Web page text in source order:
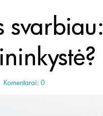
svarbiau:
Komentarai: 0